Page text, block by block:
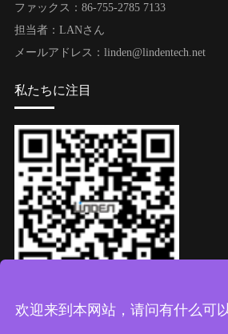
ファックス：86-755-2785 7133
担当者：LANさん
メールアドレス：linden@lindentech.net
私たちに注目
ウィーチャット公式アカウント
欢迎来到本网站，请问有什么可